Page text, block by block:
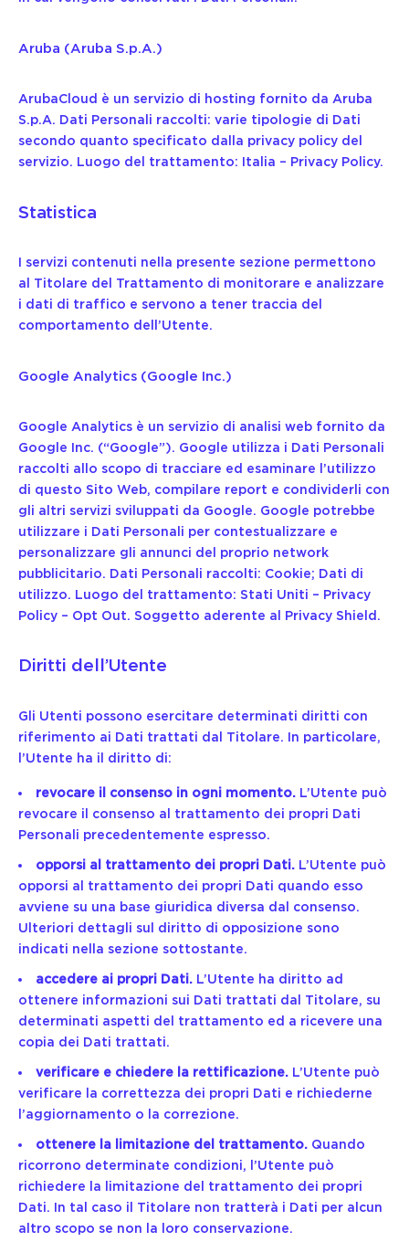
Aruba (Aruba S.p.A.)
ArubaCloud è un servizio di hosting fornito da Aruba
S.p.A. Dati Personali raccolti: varie tipologie di Dati
secondo quanto specificato dalla privacy policy del
servizio. Luogo del trattamento: Italia – Privacy Policy.
Statistica
I servizi contenuti nella presente sezione permettono
al Titolare del Trattamento di monitorare e analizzare
i dati di traffico e servono a tener traccia del
comportamento dell’Utente.
Google Analytics (Google Inc.)
Google Analytics è un servizio di analisi web fornito da
Google Inc. (“Google”). Google utilizza i Dati Personali
raccolti allo scopo di tracciare ed esaminare l’utilizzo
di questo Sito Web, compilare report e condividerli con
gli altri servizi sviluppati da Google. Google potrebbe
utilizzare i Dati Personali per contestualizzare e
personalizzare gli annunci del proprio network
pubblicitario. Dati Personali raccolti: Cookie; Dati di
utilizzo. Luogo del trattamento: Stati Uniti – Privacy
Policy – Opt Out . Soggetto aderente al Privacy Shield.
Diritti dell’Utente
Gli Utenti possono esercitare determinati diritti con
riferimento ai Dati trattati dal Titolare. In particolare,
l’Utente ha il diritto di:
revocare il consenso in ogni momento. L’Utente può
revocare il consenso al trattamento dei propri Dati
Personali precedentemente espresso.
opporsi al trattamento dei propri Dati. L’Utente può
opporsi al trattamento dei propri Dati quando esso
avviene su una base giuridica diversa dal consenso.
Ulteriori dettagli sul diritto di opposizione sono
indicati nella sezione sottostante.
accedere ai propri Dati. L’Utente ha diritto ad
ottenere informazioni sui Dati trattati dal Titolare, su
determinati aspetti del trattamento ed a ricevere una
copia dei Dati trattati.
verificare e chiedere la rettificazione. L’Utente può
verificare la correttezza dei propri Dati e richiederne
l’aggiornamento o la correzione.
ottenere la limitazione del trattamento. Quando
ricorrono determinate condizioni, l’Utente può
richiedere la limitazione del trattamento dei propri
Dati. In tal caso il Titolare non tratterà i Dati per alcun
altro scopo se non la loro conservazione.